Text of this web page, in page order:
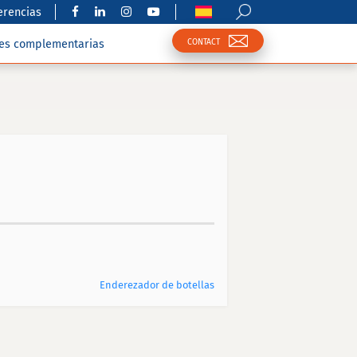
complementarias CONTACT
Enderezador de botellas